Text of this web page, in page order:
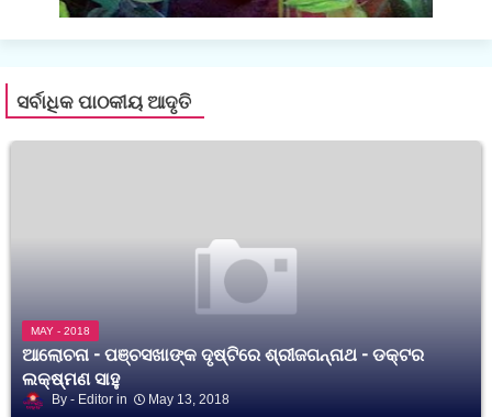
ସର୍ବାଧିକ ପାଠକୀୟ ଆଦୃତି
MAY - 2018
ଆଲୋଚନା - ପଞ୍ଚସଖାଙ୍କ ଦୃଷ୍ଟିରେ ଶ୍ରୀଜଗନ୍ନାଥ - ଡକ୍ଟର
ଲକ୍ଷ୍ମଣ ସାହୁ
Editor May 13, 2018